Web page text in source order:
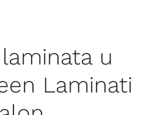
Lokacije
u
Laminati